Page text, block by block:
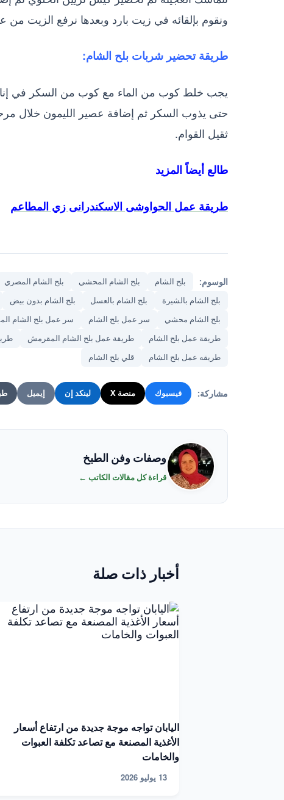
ونقوم بإلقائه في زيت بارد وبعدها نرفع الزيت
طريقة تحضير شربات بلح الشام:
يجب خلط كوب من الماء مع كوب من السكر في إناء
حتى يذوب السكر ثم إضافة عصير الليمون خلال
ثقيل القوام.
طالع أيضاً المزيد
طريقة عمل الحواوشى الاسكندرانى زي المطاعم
الوسوم: بلح الشام بلح الشام المحشي بلح الشام المصري
بلح الشام بالشيرة
بلح الشام بالعسل بلح الشام بدون بيض
بلح الشام محشي
سر عمل بلح الشام سر عمل بلح الشام
طريقة عمل بلح الشام
طريقة عمل بلح الشام المقرمش
طريقه عمل بلح الشام
قلي بلح الشام
مشاركة: فيسبوك منصة X لينكد إن إيميل
وصفات وفن الطبخ
قراءة كل مقالات الكاتب ←
أخبار ذات صلة
اليابان تواجه موجة جديدة من ارتفاع أسعار
الأغذية المصنعة مع تصاعد تكلفة العبوات
والخامات
13 يوليو 2026